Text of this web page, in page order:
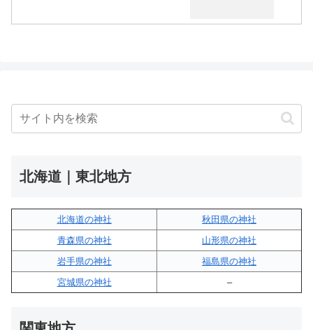
北海道｜東北地方
北海道の神社
秋田県の神社
青森県の神社
山形県の神社
岩手県の神社
福島県の神社
宮城県の神社
–